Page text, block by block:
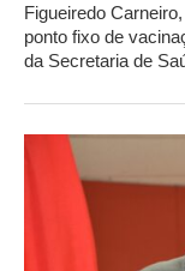
Figueiredo
ponto fixo de
da Secretaria de